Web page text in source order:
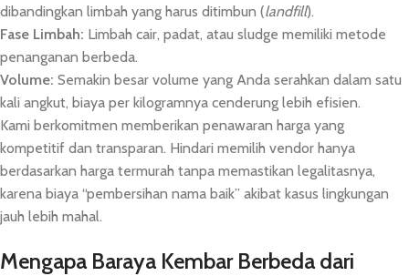
dibandingkan limbah yang harus ditimbun (landfill).
Fase Limbah: Limbah cair, padat, atau sludge memiliki metode
penanganan berbeda.
Volume: Semakin besar volume yang Anda serahkan dalam satu
kali angkut, biaya per kilogramnya cenderung lebih efisien.
Kami berkomitmen memberikan penawaran harga yang
kompetitif dan transparan. Hindari memilih vendor hanya
berdasarkan harga termurah tanpa memastikan legalitasnya,
karena biaya “pembersihan nama baik” akibat kasus lingkungan
jauh lebih mahal.
Mengapa Baraya Kembar Berbeda dari